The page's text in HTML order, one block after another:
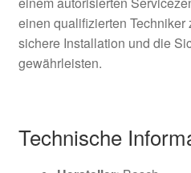
einen qualifizierten
sichere Installation und die
gewährleisten.
Technische